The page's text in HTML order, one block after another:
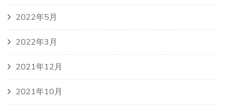
2022年5月
2022年3月
2021年12月
2021年10月